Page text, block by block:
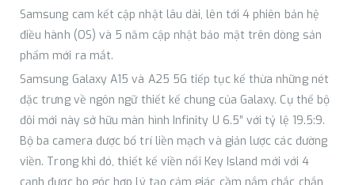
Samsung cam kết cập nhật lâu dài, lên tới 4 phiên bản hệ
điều hành (OS) và 5 năm cập nhật bảo mật trên dòng sản
phẩm mới ra mắt.
Samsung Galaxy A15 và A25 5G tiếp tục kế thừa những nét
đặc trưng về ngôn ngữ thiết kế chung của Galaxy. Cụ thể bộ
đôi mới này sở hữu màn hình Infinity U 6.5” với tỷ lệ 19.5:9.
Bộ ba camera được bố trí liền mạch và giản lược các đường
viền. Trong khi đó, thiết kế viền nổi Key Island mới với 4